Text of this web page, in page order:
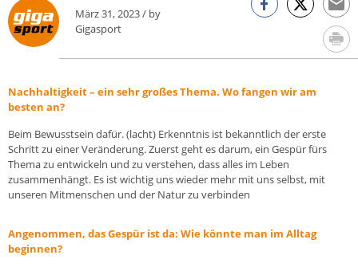
März 31, 2023 / by
Gigasport
Nachhaltigkeit – ein sehr großes Thema. Wo fangen wir am
besten an?
Beim Bewusstsein dafür. (lacht) Erkenntnis ist bekanntlich der erste
Schritt zu einer Veränderung. Zuerst geht es darum, ein Gespür fürs
Thema zu entwickeln und zu verstehen, dass alles im Leben
zusammenhängt. Es ist wichtig uns wieder mehr mit uns selbst, mit
unseren Mitmenschen und der Natur zu verbinden
Angenommen, das Gespür ist da: Wie könnte man im Alltag
beginnen?